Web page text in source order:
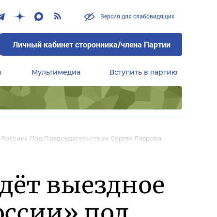
Версия для слабовидящих
Личный кабинет сторонника/члена Партии
Мультимедиа Вступить в партию
Под Председательством Сергея Лаврова
выездное